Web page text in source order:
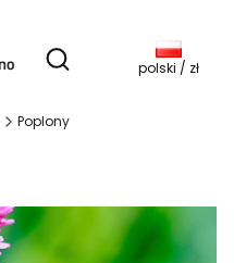
Otwórz wyszukiwarkę
Produkty w
polski / zł
Poplony